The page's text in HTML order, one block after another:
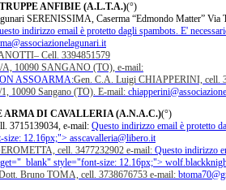
ANFIBIE (A.L.T.A.)(°)
SERENISSIMA, Caserma “Edmondo Matter” Via
indirizzo email è protetto dagli spambots. E'
Cell. 3394851579
A, 10090 SANGANO (TO), e-mail:
ASSOARMA:Gen. C.A. Luigi CHIAPPERINI, cell.
10090 Sangano (TO). E-mail:
DI CAVALLERIA (A.N.A.C.)(°)
3715139034, e-mail: Questo indirizzo email è protetto
12.16px;"> asscavalleria@libero.it
cell. 3477232902 e-mail: Questo indirizzo
style="font-size: 12.16px;">
Bruno TOMA, cell. 3738676753 e-mail: